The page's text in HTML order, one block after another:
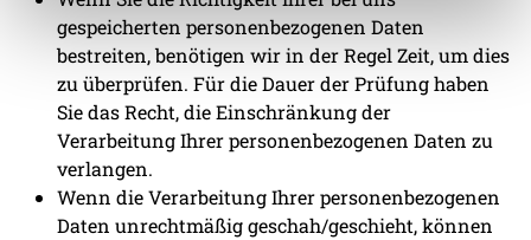
gespeicherten personenbezogenen Daten
bestreiten, benötigen wir in der Regel Zeit, um dies
zu überprüfen. Für die Dauer der Prüfung haben
Sie das Recht, die Einschränkung der
Verarbeitung Ihrer personenbezogenen Daten zu
verlangen.
Wenn die Verarbeitung Ihrer personenbezogenen
Daten unrechtmäßig geschah/geschieht, können